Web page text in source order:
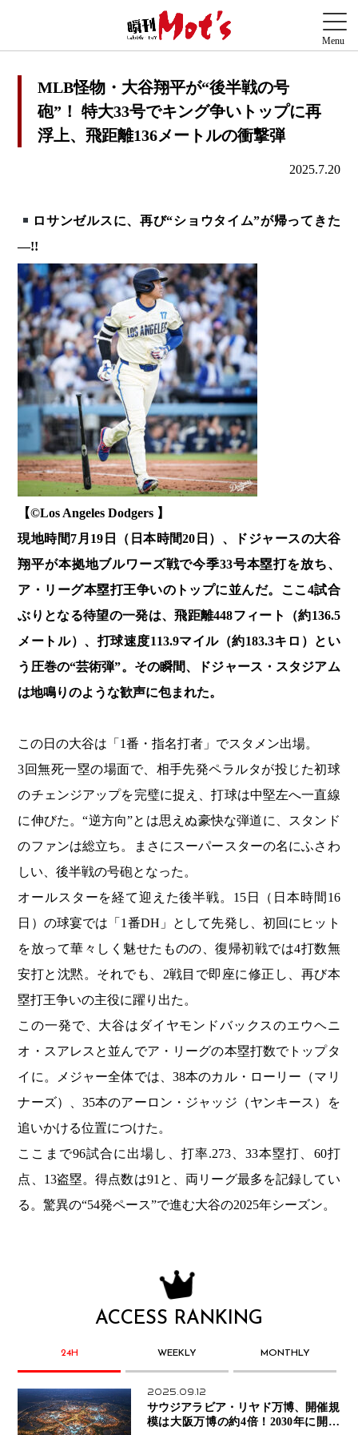
MLB怪物・大谷翔平が“後半戦の号
砲”！ 特大33号でキング争いトップに再
浮上、飛距離136メートルの衝撃弾
2025.7.20
ロサンゼルスに、再び“ショウタイム”が帰ってきた
―!!
【©️Los Angeles Dodgers 】
現地時間7月19日（日本時間20日）、ドジャースの大谷
翔平が本拠地ブルワーズ戦で今季33号本塁打を放ち、
ア・リーグ本塁打王争いのトップに並んだ。ここ4試合
ぶりとなる待望の一発は、飛距離448フィート（約136.5
メートル）、打球速度113.9マイル（約183.3キロ）とい
う圧巻の“芸術弾”。その瞬間、ドジャース・スタジアム
は地鳴りのような歓声に包まれた。
この日の大谷は「1番・指名打者」でスタメン出場。
3回無死一塁の場面で、相手先発ペラルタが投じた初球
のチェンジアップを完璧に捉え、打球は中堅左へ一直線
に伸びた。“逆方向”とは思えぬ豪快な弾道に、スタンド
のファンは総立ち。まさにスーパースターの名にふさわ
しい、後半戦の号砲となった。
オールスターを経て迎えた後半戦。15日（日本時間16
日）の球宴では「1番DH」として先発し、初回にヒット
を放って華々しく魅せたものの、復帰初戦では4打数無
安打と沈黙。それでも、2戦目で即座に修正し、再び本
塁打王争いの主役に躍り出た。
この一発で、大谷はダイヤモンドバックスのエウヘニ
オ・スアレスと並んでア・リーグの本塁打数でトップタ
イに。メジャー全体では、38本のカル・ローリー（マリ
ナーズ）、35本のアーロン・ジャッジ（ヤンキース）を
追いかける位置につけた。
ここまで96試合に出場し、打率.273、33本塁打、60打
点、13盗塁。得点数は91と、両リーグ最多を記録してい
る。驚異の“54発ペース”で進む大谷の2025年シーズン。
ACCESS RANKING
24H WEEKLY MONTHLY
2025.09.12
サウジアラビア・リヤド万博、開催規
模は大阪万博の約4倍！2030年に開幕